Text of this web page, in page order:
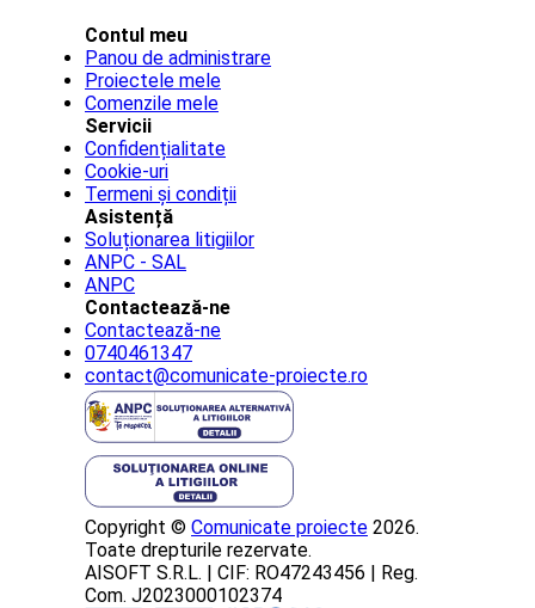
Contul meu
Panou de administrare
Proiectele mele
Comenzile mele
Servicii
Confidențialitate
Cookie-uri
Termeni și condiții
Asistență
Soluționarea litigiilor
ANPC - SAL
ANPC
Contactează-ne
Contactează-ne
0740461347
contact@comunicate-proiecte.ro
Copyright © Comunicate proiecte 2026.
Toate drepturile rezervate.
AISOFT S.R.L. | CIF: RO47243456 | Reg.
Com. J2023000102374